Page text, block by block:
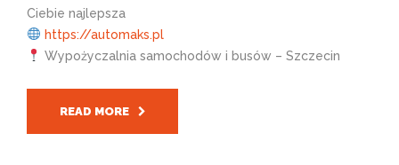
Ciebie najlepsza
https://automaks.pl
Wypożyczalnia samochodów i busów – Szczecin
READ MORE